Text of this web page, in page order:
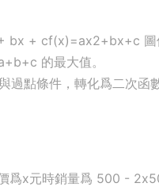
bx + cf(x) =ax2+bx+c
+b+c 的最大值。
過點條件，轉化爲二次函
爲x元時銷量爲 500 - 2x